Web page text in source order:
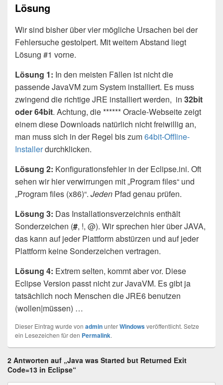
Lösung
Wir sind bisher über vier mögliche Ursachen bei der
Fehlersuche gestolpert. Mit weitem Abstand liegt
Lösung #1 vorne.
Lösung 1: In den meisten Fällen ist nicht die
passende JavaVM zum System installiert. Es muss
zwingend die richtige JRE installiert werden, in 32bit
oder 64bit. Achtung, die ****** Oracle-Webseite zeigt
einem diese Downloads natürlich nicht freiwillig an,
man muss sich in der Regel bis zum64bit-Offline-
Installerdurchklicken.
Lösung 2: Konfigurationsfehler in der Eclipse.ini. Oft
sehen wir hier verwirrungen mit „Program files“ und
„Program files (x86)“. Jeden Pfad genau prüfen.
Lösung 3: Das Installationsverzeichnis enthält
Sonderzeichen (#, !, @). Wir sprechen hier über JAVA,
das kann auf jeder Plattform abstürzen und auf jeder
Plattform keine Sonderzeichen vertragen.
Lösung 4: Extrem selten, kommt aber vor. Diese
Eclipse Version passt nicht zur JavaVM. Es gibt ja
tatsächlich noch Menschen die JRE6 benutzen
(wollen|müssen) …
Dieser Eintrag wurde von adminunterWindowsveröffentlicht. Setze
ein Lesezeichen für den Permalink.
2 Antworten auf „Java was Started but Returned Exit
Code=13 in Eclipse“